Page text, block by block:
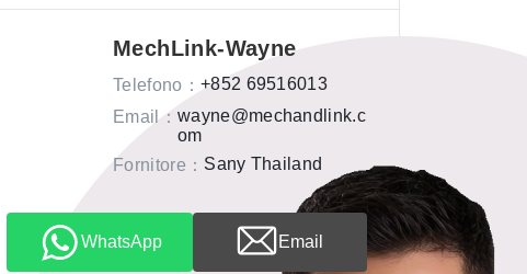
MechLink-Wayne
Telefono ： +852 69516013
Email
： wayne@mechandlink.c
om
Fornitore ： Sany Thailand
WhatsApp Email